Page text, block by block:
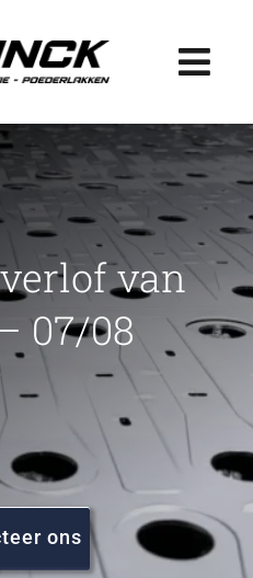
van
07/08
ons